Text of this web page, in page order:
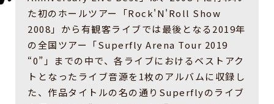
た初のホールツアー「Rock'N'Roll Show
2008」から有観客ライブでは最後となる2019年
の全国ツアー「Superfly Arena Tour 2019
“0”」までの中で、各ライブにおけるベストアク
トとなったライブ音源を1枚のアルバムに収録し
た、作品タイトルの名の通りSuperflyのライブ